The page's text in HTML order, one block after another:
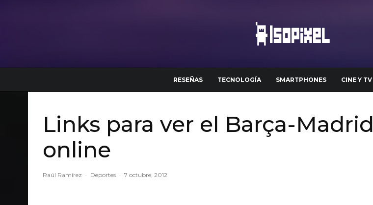
RESEÑAS TECNOLOGÍA SMARTPHONES CINE Y TV
Links para ver el Barça-Madrid
online
Raúl Ramírez · Deportes · 7 octubre, 2012